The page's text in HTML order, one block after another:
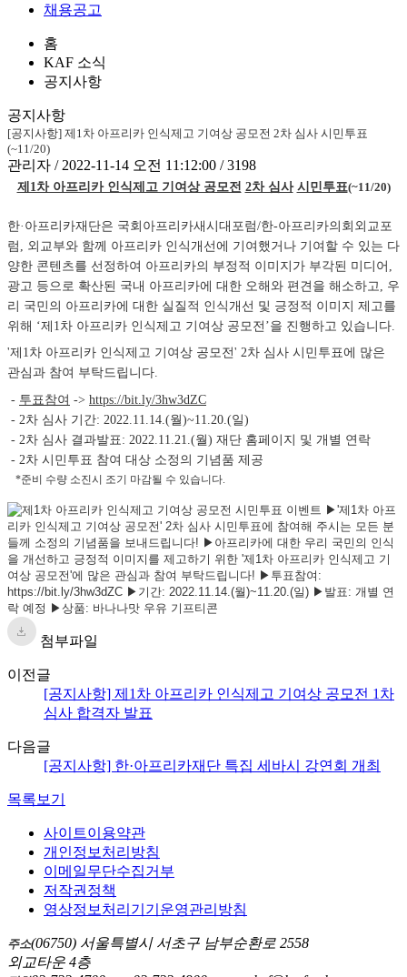
채용공고
홈
KAF 소식
공지사항
공지사항
[공지사항] 제1차 아프리카 인식제고 기여상 공모전 2차 심사 시민투표
(~11/20)
관리자 / 2022-11-14 오전 11:12:00 / 3198
제1차 아프리카 인식제고 기여상 공모전 2차 심사 시민투표(~11/20)
한·아프리카재단은 국회아프리카새시대포럼/한-아프리카의회외교포
럼, 외교부와 함께 아프리카 인식개선에 기여했거나 기여할 수 있는 다
양한 콘텐츠를 선정하여 아프리카의 부정적 이미지가 부각된 미디어,
광고 등으로 확산된 국내 아프리카에 대한 오해와 편견을 해소하고, 우
리 국민의 아프리카에 대한 실질적 인식개선 및 긍정적 이미지 제고를
위해 ‘제1차 아프리카 인식제고 기여상 공모전’을 진행하고 있습니다.
'제1차 아프리카 인식제고 기여상 공모전' 2차 심사 시민투표에 많은
관심과 참여 부탁드립니다.
- 투표참여 -> https://bit.ly/3hw3dZC
- 2차 심사 기간: 2022.11.14.(월)~11.20.(일)
- 2차 심사 결과발표: 2022.11.21.(월) 재단 홈페이지 및 개별 연락
- 2차 시민투표 참여 대상 소정의 기념품 제공
   *준비 수량 소진시 조기 마감될 수 있습니다.
첨부파일
이전글
[공지사항] 제1차 아프리카 인식제고 기여상 공모전 1차
심사 합격자 발표
다음글
[공지사항] 한·아프리카재단 특집 세바시 강연회 개최
목록보기
사이트이용약관
개인정보처리방침
이메일무단수집거부
저작권정책
영상정보처리기기운영관리방침
주소(06750) 서울특별시 서초구 남부순환로 2558
외교타운 4층